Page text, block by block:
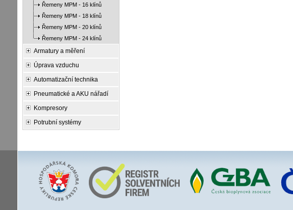
Řemeny MPM - 16 klínů
Řemeny MPM - 18 klínů
Řemeny MPM - 20 klínů
Řemeny MPM - 24 klínů
Armatury a měření
Úprava vzduchu
Automatizační technika
Pneumatické a AKU nářadí
Kompresory
Potrubní systémy